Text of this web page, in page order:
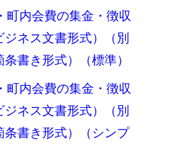
町内会費の集金・徴収
ジネス文書形式）（別
書き形式）（標準）
町内会費の集金・徴収
ジネス文書形式）（別
条書き形式）（シンプ